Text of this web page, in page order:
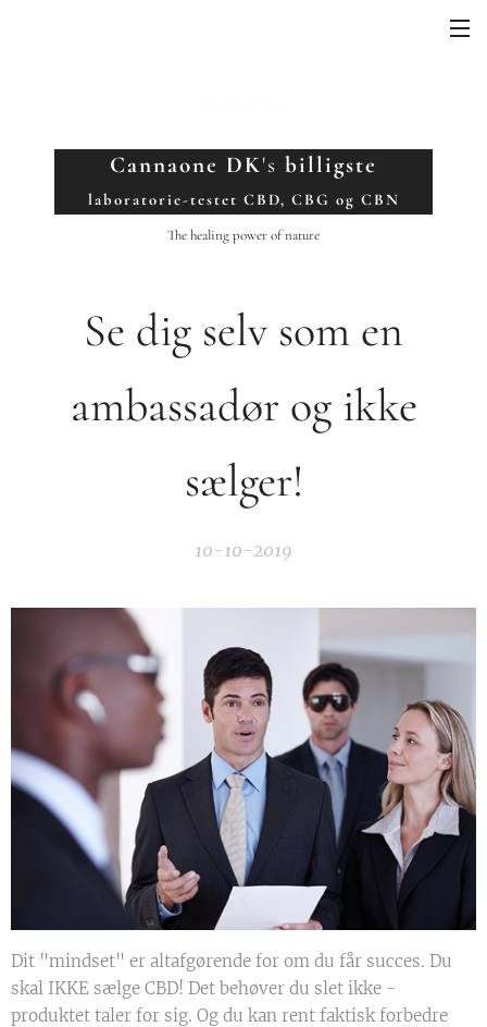
Cannaone DK's billigste
laboratorie-testet CBD, CBG og CBN
The healing power of nature
Se dig selv som en
ambassadør og ikke
sælger!
10-10-2019
Dit "mindset" er altafgørende for om du får succes. Du
skal IKKE sælge CBD! Det behøver du slet ikke -
produktet taler for sig. Og du kan rent faktisk forbedre